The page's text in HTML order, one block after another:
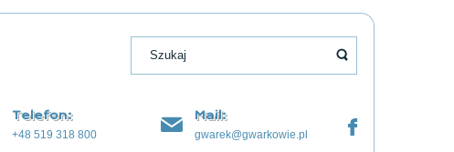
Telefon:
+48 519 318 800
Mail:
gwarek@gwarkowie.pl